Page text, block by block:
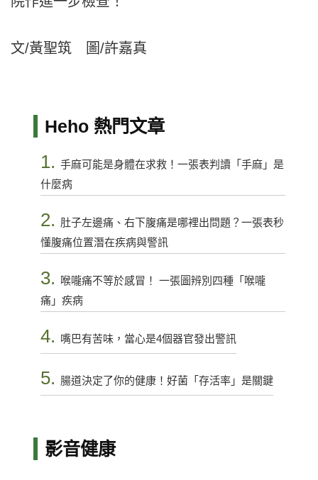
文/黃聖筑 圖/許嘉真
Heho 熱門文章
1. 手麻可能是身體在求救！一張表判讀「手麻」是
什麼病
2. 肚子左邊痛、右下腹痛是哪裡出問題？一張表秒
懂腹痛位置潛在疾病與警訊
3.
喉嚨痛不等於感冒！ 一張圖辨別四種「喉嚨
痛」疾病
4. 嘴巴有苦味，當心是4個器官發出警訊
5. 腸道決定了你的健康！好菌「存活率」是關鍵
影音健康